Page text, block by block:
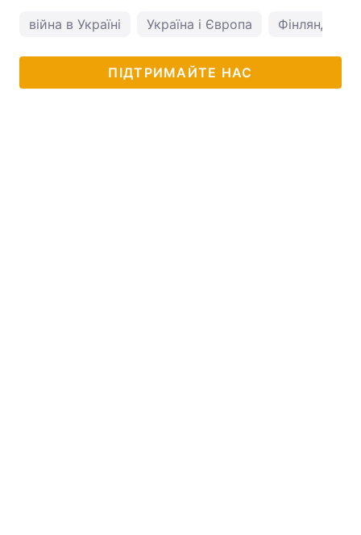
війна в Україні Україна і Європа Фінляндія
ПІДТРИМАЙТЕ НАС